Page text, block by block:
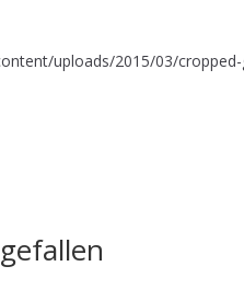
uploads/2015/03/cropped-